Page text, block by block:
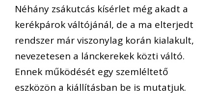
Néhány zsákutcás kísérlet még akadt a
kerékpárok váltójánál, de a ma elterjedt
rendszer már viszonylag korán kialakult,
nevezetesen a lánckerekek közti váltó.
Ennek működését egy szemléltető
eszközön a kiállításban be is mutatjuk.